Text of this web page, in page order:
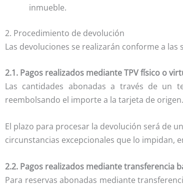
inmueble.
2. Procedimiento de devolución
Las devoluciones se realizarán conforme a
2.1. Pagos realizados mediante TPV físico o
Las cantidades abonadas a través de un
reembolsando el importe a la tarjeta de origen.
El plazo para procesar la devolución será de
circunstancias excepcionales que lo impidan,
2.2. Pagos realizados mediante transferencia
Para reservas abonadas mediante